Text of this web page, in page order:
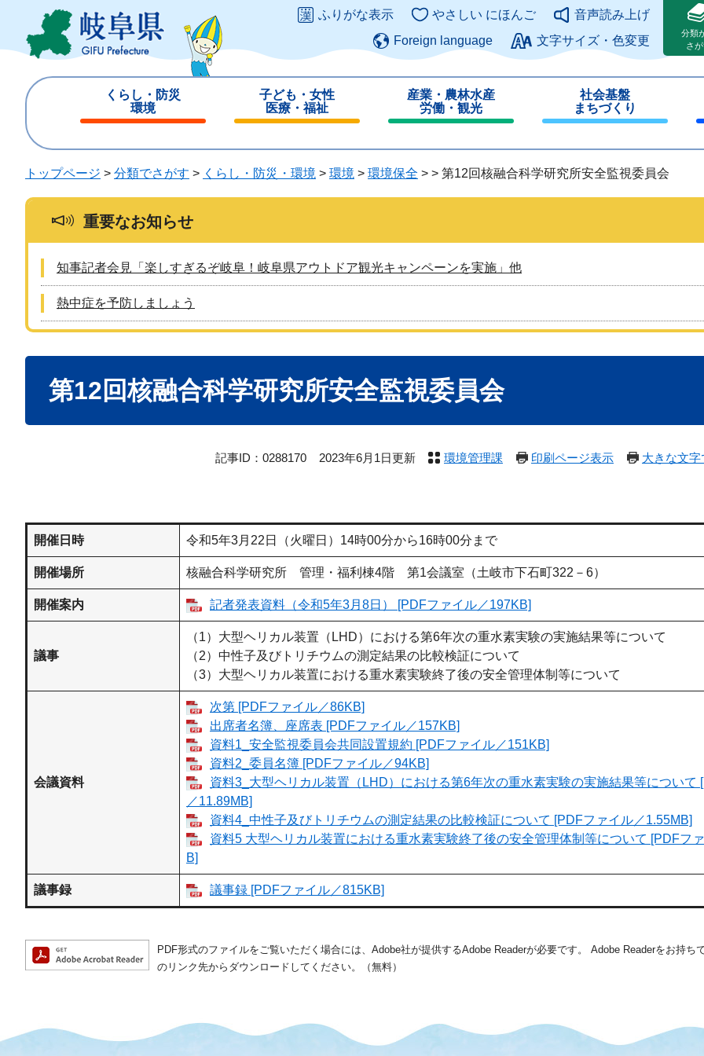
ジ
ュ
このページの本文へ
ふりがな表示 やさしい にほんご
音声読み上げ
Foreign language
文字サイズ・色変更
分類
さ
くらし・防災
環境
じ
子ども・女性
医療・福祉
じ
産業・農林水産
労働・観光
じ
る
社会基盤
まちづくり
じ
る
トップページ > 分類でさがす > くらし・防災・環境 > 環境 > 環境保全 > > 第12回核融合科学研究所安全監視委員会
重要なお知らせ
知事記者会見「楽しすぎるぞ岐阜！岐阜県アウトドア観光キャンペーンを実施」他
熱中症を予防しましょう
第12回核融合科学研究所安全監視委員会
記事ID：0288170 2023年6月1日更新 環境管理課 印刷ページ表示 大きな文
開催日時 令和5年3月22日（火曜日）14時00分から16時00分まで
開催場所 核融合科学研究所 管理・福利棟4階 第1会議室（土岐市下石町322－6）
開催案内 記者発表資料（令和5年3月8日） [PDFファイル／197KB]
議事
（1）大型ヘリカル装置（LHD）における第6年次の重水素実験の実施結果等について
（2）中性子及びトリチウムの測定結果の比較検証について
（3）大型ヘリカル装置における重水素実験終了後の安全管理体制等について
会議資料
次第 [PDFファイル／86KB]
出席者名簿、座席表 [PDFファイル／157KB]
資料1_安全監視委員会共同設置規約 [PDFファイル／151KB]
資料2_委員名簿 [PDFファイル／94KB]
資料3_大型ヘリカル装置（LHD）における第6年次の重水素実験の実施結果等について
／11.89MB]
資料4_中性子及びトリチウムの測定結果の比較検証について [PDFファイル／1.55MB]
資料5 大型ヘリカル装置における重水素実験終了後の安全管理体制等について [PDFフ
B]
議事録 議事録 [PDFファイル／815KB]
PDF形式のファイルをご覧いただく場合には、Adobe社が提供するAdobe Readerが必要です。
Adobe Readerをお持ち
のリンク先からダウンロードしてください。（無料）